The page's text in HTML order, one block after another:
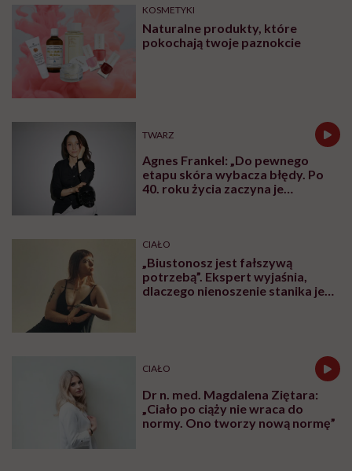
KOSMETYKI
Naturalne produkty, które
pokochają twoje paznokcie
TWARZ
Agnes Frankel: „Do pewnego
etapu skóra wybacza błędy. Po
40. roku życia zaczyna je
CIAŁO
„Biustonosz jest fałszywą
potrzebą”. Ekspert wyjaśnia,
dlaczego nienoszenie stanika jest
CIAŁO
Dr n. med. Magdalena Ziętara:
„Ciało po ciąży nie wraca do
normy. Ono tworzy nową normę”